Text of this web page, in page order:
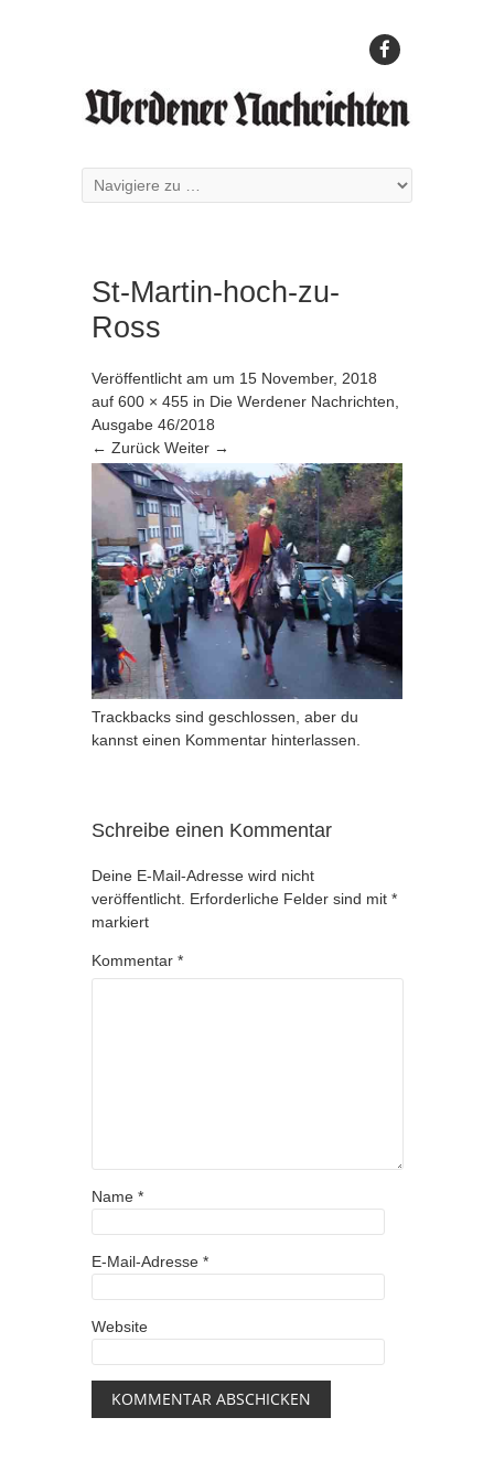
St-Martin-hoch-zu-
Ross
Veröffentlicht am um 15 November, 2018
auf 600 × 455 in Die Werdener Nachrichten,
Ausgabe 46/2018
← Zurück Weiter →
Trackbacks sind geschlossen, aber du
kannst einen Kommentar hinterlassen
Schreibe einen Kommentar
Deine E-Mail-Adresse wird nicht
veröffentlicht. Erforderliche Felder sind mit *
markiert
Kommentar *
Name *
E-Mail-Adresse *
Website